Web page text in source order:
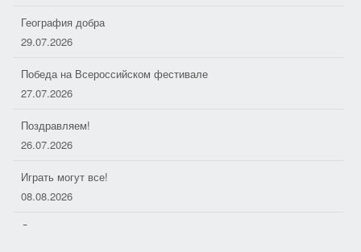
Победа на Всероссийском фестивале
Поздравляем!
Играть могут все!
Душа моря